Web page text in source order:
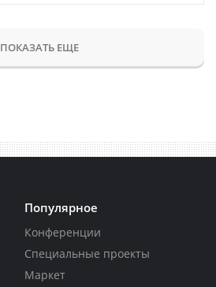
ПОКАЗАТЬ ЕЩЕ
Популярное
Конференции
Специальные проекты
Маркет